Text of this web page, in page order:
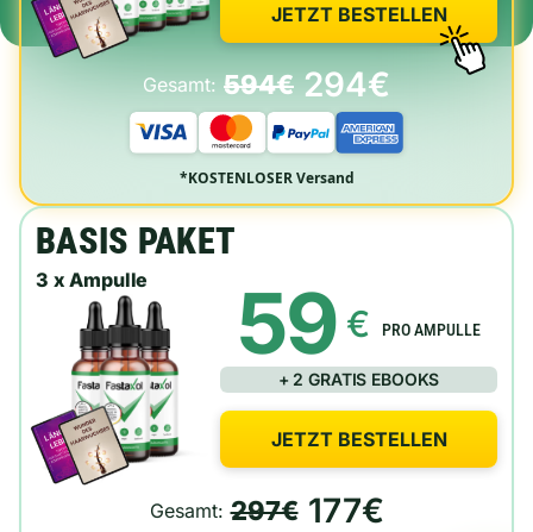
JETZT BESTELLEN
Gesamt: 594€ 294€
*KOSTENLOSER Versand
BASIS PAKET
3 x Ampulle 59 € PRO AMPULLE
+ 2 GRATIS EBOOKS
JETZT BESTELLEN
Gesamt: 297€ 177€